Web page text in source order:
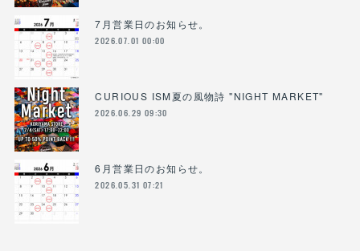
7月営業日のお知らせ。
2026.07.01 00:00
CURIOUS ISM夏の風物詩 "NIGHT MARKET"
2026.06.29 09:30
6月営業日のお知らせ。
2026.05.31 07:21